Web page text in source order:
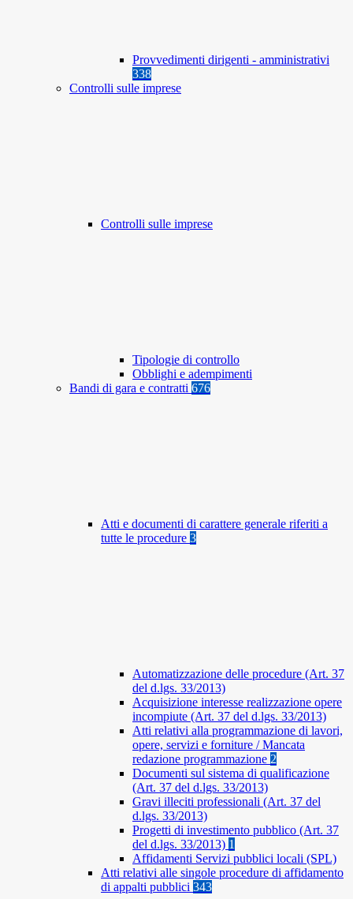
Provvedimenti dirigenti - amministrativi
338
Controlli sulle imprese
Controlli sulle imprese
Tipologie di controllo
Obblighi e adempimenti
Bandi di gara e contratti 676
Atti e documenti di carattere generale riferiti a
tutte le procedure 3
Automatizzazione delle procedure (Art. 37
del d.lgs. 33/2013)
Acquisizione interesse realizzazione opere
incompiute (Art. 37 del d.lgs. 33/2013)
Atti relativi alla programmazione di lavori,
opere, servizi e forniture / Mancata
redazione programmazione 2
Documenti sul sistema di qualificazione
(Art. 37 del d.lgs. 33/2013)
Gravi illeciti professionali (Art. 37 del
d.lgs. 33/2013)
Progetti di investimento pubblico (Art. 37
del d.lgs. 33/2013) 1
Affidamenti Servizi pubblici locali (SPL)
Atti relativi alle singole procedure di affidamento
di appalti pubblici 343